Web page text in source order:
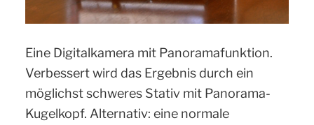
Eine Digitalkamera mit Panoramafunktion.
Verbessert wird das Ergebnis durch ein
möglichst schweres Stativ mit Panorama-
Kugelkopf. Alternativ: eine normale